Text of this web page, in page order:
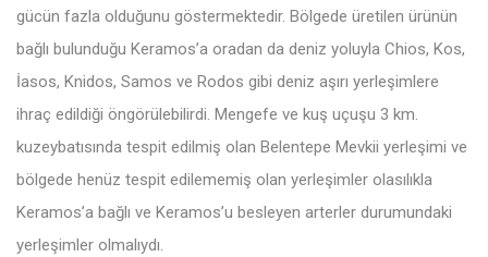
gücün fazla olduğunu göstermektedir. Bölgede üretilen ürünün
bağlı bulunduğu Keramos’a oradan da deniz yoluyla Chios, Kos,
İasos, Knidos, Samos ve Rodos gibi deniz aşırı yerleşimlere
ihraç edildiği öngörülebilirdi. Mengefe ve kuş uçuşu 3 km.
kuzeybatısında tespit edilmiş olan Belentepe Mevkii yerleşimi ve
bölgede henüz tespit edilememiş olan yerleşimler olasılıkla
Keramos’a bağlı ve Keramos’u besleyen arterler durumundaki
yerleşimler olmalıydı.